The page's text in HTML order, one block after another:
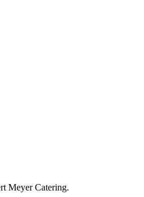
Meyer Catering.